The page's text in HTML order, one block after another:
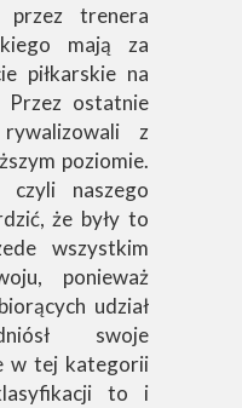
przez trenera
mają za
piłkarskie na
Przez ostatnie
z
poziomie.
naszego
że były to
wszystkim
ponieważ
udział
swoje
w tej kategorii
to i